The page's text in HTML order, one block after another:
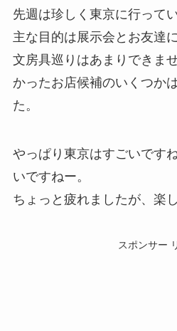
先週は珍しく東京に行って
主な目的は展示会とお友達
文房具巡りはあまりできま
かったお店候補のいくつか
た。
やっぱり東京はすごいです
いですねー。
ちょっと疲れましたが、楽
スポンサー